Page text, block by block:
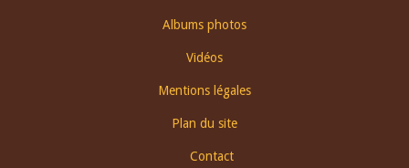
Albums photos
Vidéos
Mentions légales
Plan du site
Contact